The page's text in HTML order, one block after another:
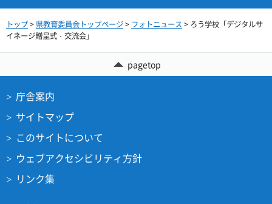
トップ> 県教育委員会トップページ> フォトニュース > ろう学校「デジタルサ
イネージ贈呈式・交流会」
pagetop
庁舎案内
サイトマップ
このサイトについて
ウェブアクセシビリティ方針
リンク集